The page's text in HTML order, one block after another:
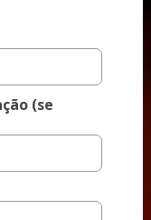
(se